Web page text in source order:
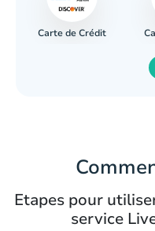
Carte de Crédit
Etapes pour
service